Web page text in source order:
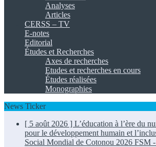
Analyses
Articles
CERSS – TV
E-notes
Editorial
Études et Recherches
Axes de recherches
Etudes et recherches en cours
Études réalisées
Monographies
News Ticker
[ 5 août 2026 ] L’éducation à l’ère du
pour le développement humain et
Social Mondial de Cotonou 2026 FSM